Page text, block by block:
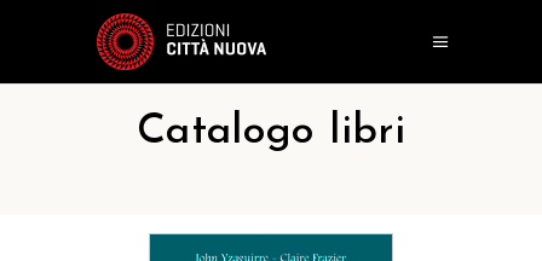
Catalogo libri